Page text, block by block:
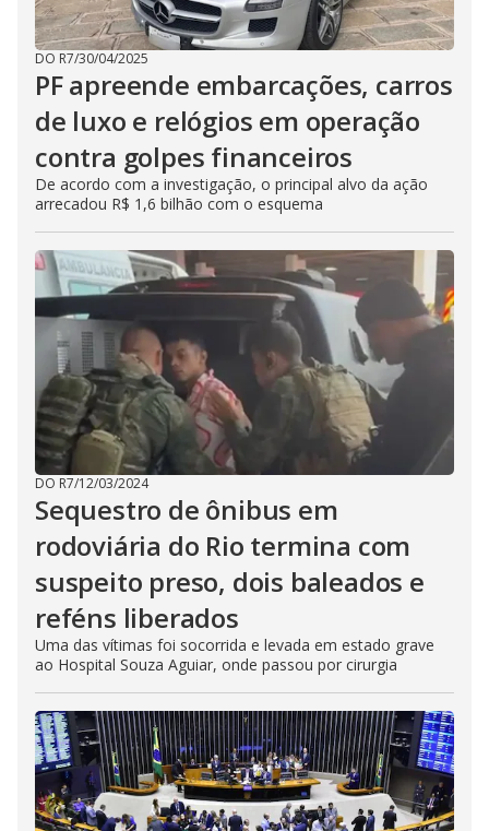
DO R7/30/04/2025
PF apreende embarcações, carros
de luxo e relógios em operação
contra golpes financeiros
De acordo com a investigação, o principal alvo da ação
arrecadou R$ 1,6 bilhão com o esquema
DO R7/12/03/2024
Sequestro de ônibus em
rodoviária do Rio termina com
suspeito preso, dois baleados e
reféns liberados
Uma das vítimas foi socorrida e levada em estado grave
ao Hospital Souza Aguiar, onde passou por cirurgia